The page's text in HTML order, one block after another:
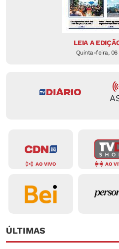
LEIA A
Quinta-feira, 06
AO VIVO AO
ÚLTIMAS